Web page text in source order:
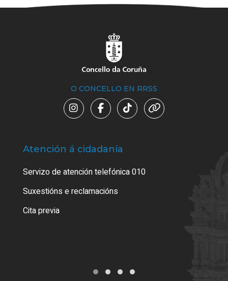
O CONCELLO EN RRSS
Atención á cidadanía
Servizo de atención telefónica 010
Suxestións e reclamacións
Cita previa